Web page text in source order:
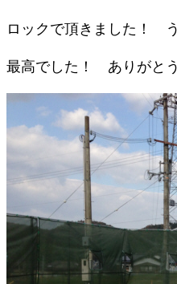
ロックで頂きました！
最高でした！ ありがと